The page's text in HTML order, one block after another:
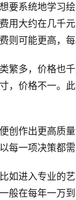
要系统地学习
用大约在几千
可能更高，每
繁多，价格也
，价格不一。
创作出更高质
每一项决策都需
如进入专业的
般在每年一万